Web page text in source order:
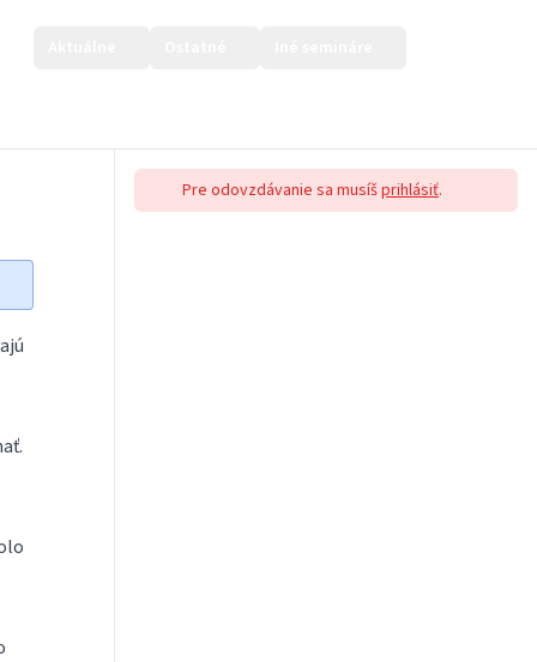
Pre odovzdávanie sa musíšprihlásiť.